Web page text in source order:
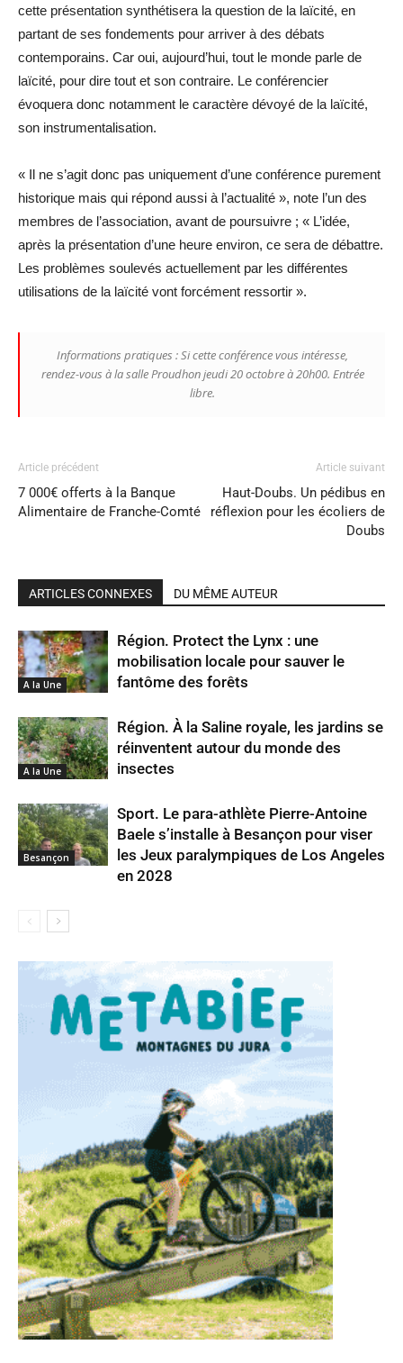
cette présentation synthétisera la question de la laïcité, en
partant de ses fondements pour arriver à des débats
contemporains. Car oui, aujourd’hui, tout le monde parle de
laïcité, pour dire tout et son contraire. Le conférencier
évoquera donc notamment le caractère dévoyé de la laïcité,
son instrumentalisation.
« Il ne s’agit donc pas uniquement d’une conférence purement
historique mais qui répond aussi à l’actualité », note l’un des
membres de l’association, avant de poursuivre ; « L’idée,
après la présentation d’une heure environ, ce sera de débattre.
Les problèmes soulevés actuellement par les différentes
utilisations de la laïcité vont forcément ressortir ».
Informations pratiques : Si cette conférence vous intéresse,
rendez-vous à la salle Proudhon jeudi 20 octobre à 20h00. Entrée
libre.
Article précédent
7 000€ offerts à la Banque
Alimentaire de Franche-Comté
Article suivant
Haut-Doubs. Un pédibus en
réflexion pour les écoliers de
Doubs
ARTICLES CONNEXES DU MÊME AUTEUR
A la Une
Région. Protect the Lynx : une
mobilisation locale pour sauver le
fantôme des forêts
A la Une
Région. À la Saline royale, les jardins se
réinventent autour du monde des
insectes
Besançon
Sport. Le para-athlète Pierre-Antoine
Baele s’installe à Besançon pour viser
les Jeux paralympiques de Los Angeles
en 2028